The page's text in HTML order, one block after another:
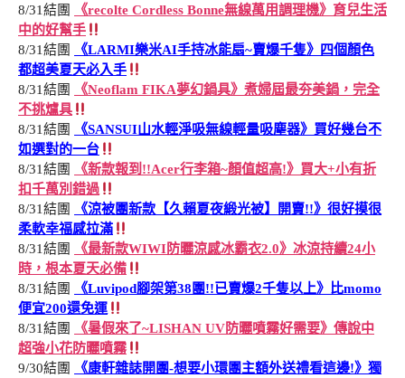
8/31結團
《recolte Cordless Bonne無線萬用調理機》育兒生活
中的好幫手
8/31結團
《LARMI樂米AI手持冰能扇~賣爆千隻》四個顏色
都超美夏天必入手
8/31結團
《Neoflam FIKA夢幻鍋具》煮婦屆最夯美鍋，完全
不挑爐具
8/31結團
《SANSUI山水輕淨吸無線輕量吸塵器》買好幾台不
如選對的一台
8/31結團
《新款報到!!Acer行李箱~顏值超高!》買大+小有折
扣千萬別錯過
8/31結團
《涼被團新款【久賴夏夜緞光被】開賣!!》很好摸很
柔軟幸福感拉滿
8/31結團
《最新款WIWI防曬涼感冰霸衣2.0》冰涼持續24小
時，根本夏天必備
8/31結團
《Luvipod腳架第38團!!已賣爆2千隻以上》比momo
便宜200還免運
8/31結團
《暑假來了~LISHAN UV防曬噴霧好需要》傳說中
超強小花防曬噴霧
9/30結團
《康軒雜誌開團-想要小環團主額外送禮看這邊!》獨